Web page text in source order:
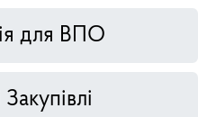
для ВПО